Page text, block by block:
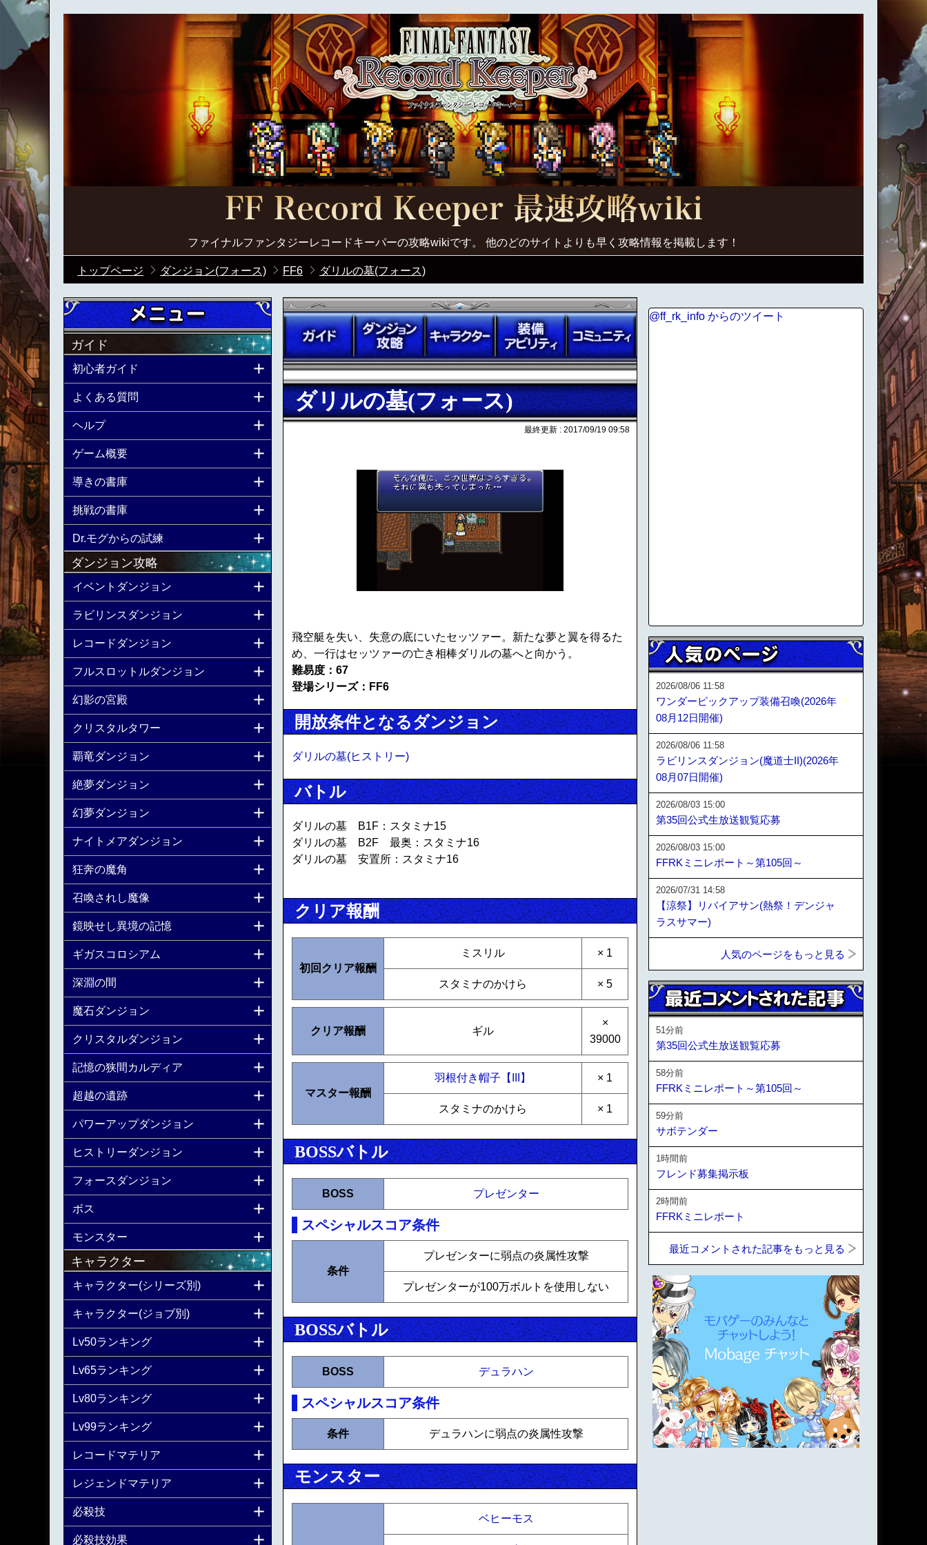
ファイナルファンタジーレコードキーパーの攻略wikiです。 他のどのサイトよりも早く攻略情報を掲載します！
トップページ ダンジョン(フォース) FF6 ダリルの墓(フォース)
ダリルの墓(フォース)
最終更新 : 2017/09/19 09:58
飛空艇を失い、失意の底にいたセッツァー。新たな夢と翼を得るた
め、一行はセッツァーの亡き相棒ダリルの墓へと向かう。
難易度：67
登場シリーズ：FF6
開放条件となるダンジョン
ダリルの墓(ヒストリー)
バトル
ダリルの墓 B1F：スタミナ15
ダリルの墓 B2F 最奥：スタミナ16
ダリルの墓 安置所：スタミナ16
クリア報酬
初回クリア報酬
ミスリル × 1
スタミナのかけら × 5
クリア報酬 ギル
×
39000
マスター報酬
羽根付き帽子【III】 × 1
スタミナのかけら × 1
BOSSバトル
BOSS プレゼンター
スペシャルスコア条件
条件
プレゼンターに弱点の炎属性攻撃
プレゼンターが100万ボルトを使用しない
BOSSバトル
BOSS デュラハン
スペシャルスコア条件
条件 デュラハンに弱点の炎属性攻撃
モンスター
ベヒーモス
ガイド
初心者ガイド
よくある質問
ヘルプ
ゲーム概要
導きの書庫
挑戦の書庫
Dr.モグからの試練
ダンジョン攻略
イベントダンジョン
ラビリンスダンジョン
レコードダンジョン
フルスロットルダンジョン
幻影の宮殿
クリスタルタワー
覇竜ダンジョン
絶夢ダンジョン
幻夢ダンジョン
ナイトメアダンジョン
狂奔の魔角
召喚されし魔像
鏡映せし異境の記憶
ギガスコロシアム
深淵の間
魔石ダンジョン
クリスタルダンジョン
記憶の狭間カルディア
超越の遺跡
パワーアップダンジョン
ヒストリーダンジョン
フォースダンジョン
ボス
モンスター
キャラクター
キャラクター(シリーズ別)
キャラクター(ジョブ別)
Lv50ランキング
Lv65ランキング
Lv80ランキング
Lv99ランキング
レコードマテリア
レジェンドマテリア
必殺技
必殺技効果
@ff_rk_info からのツイート
2026/08/06 11:58
ワンダーピックアップ装備召喚(2026年
08月12日開催)
2026/08/06 11:58
ラビリンスダンジョン(魔道士II)(2026年
08月07日開催)
2026/08/03 15:00
第35回公式生放送観覧応募
2026/08/03 15:00
FFRKミニレポート～第105回～
2026/07/31 14:58
【涼祭】リバイアサン(熱祭！デンジャ
ラスサマー)
人気のページをもっと見る
51分前
第35回公式生放送観覧応募
58分前
FFRKミニレポート～第105回～
59分前
サボテンダー
1時間前
フレンド募集掲示板
2時間前
FFRKミニレポート
最近コメントされた記事をもっと見る